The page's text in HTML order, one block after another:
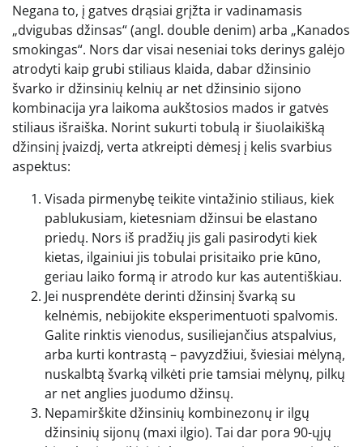
Negana to, į gatves drąsiai grįžta ir vadinamasis
„dvigubas džinsas“ (angl. double denim) arba „Kanados
smokingas“. Nors dar visai neseniai toks derinys galėjo
atrodyti kaip grubi stiliaus klaida, dabar džinsinio
švarko ir džinsinių kelnių ar net džinsinio sijono
kombinacija yra laikoma aukštosios mados ir gatvės
stiliaus išraiška. Norint sukurti tobulą ir šiuolaikišką
džinsinį įvaizdį, verta atkreipti dėmesį į kelis svarbius
aspektus:
Visada pirmenybę teikite vintažinio stiliaus, kiek
pablukusiam, kietesniam džinsui be elastano
priedų. Nors iš pradžių jis gali pasirodyti kiek
kietas, ilgainiui jis tobulai prisitaiko prie kūno,
geriau laiko formą ir atrodo kur kas autentiškiau.
Jei nusprendėte derinti džinsinį švarką su
kelnėmis, nebijokite eksperimentuoti spalvomis.
Galite rinktis vienodus, susiliejančius atspalvius,
arba kurti kontrastą – pavyzdžiui, šviesiai mėlyną,
nuskalbtą švarką vilkėti prie tamsiai mėlynų, pilkų
ar net anglies juodumo džinsų.
Nepamirškite džinsinių kombinezonų ir ilgų
džinsinių sijonų (maxi ilgio). Tai dar pora 90-ųjų